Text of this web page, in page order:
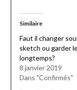
Similaire
Faut il changer
sketch ou garder
longtemps?
8 janvier 2019
Dans "Confirmés"